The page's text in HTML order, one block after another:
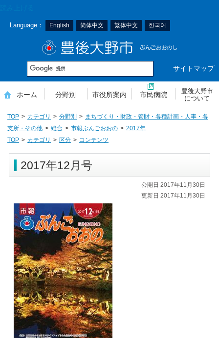
Language： English 简体中文 繁体中文 한국어
サイトマップ
ホーム 分野別 市役所案内 市民病院
豊後大野市
について
TOP カテゴリ 分野別
まちづくり・財政・管財・各種計画・人事・各
支所・その他
総合 市報ぶんごおおの
2017年
TOP
カテゴリ 区分 コンテンツ
2017年12月号
公開日 2017年11月30日
更新日 2017年11月30日